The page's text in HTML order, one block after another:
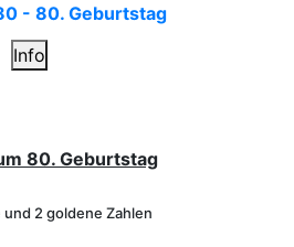
- 80. Geburtstag
Info
80. Geburtstag
2 goldene Zahlen